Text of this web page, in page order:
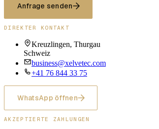
Anfrage senden
DIREKTER KONTAKT
Kreuzlingen, Thurgau
Schweiz
business@xelvetec.com
+41 76 844 33 75
WhatsApp öffnen
AKZEPTIERTE ZAHLUNGEN